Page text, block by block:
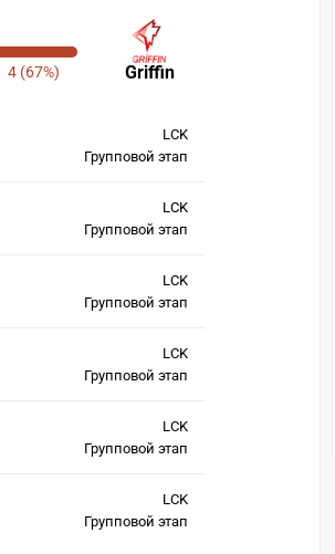
Griffin
4 (67%)
LCK
Групповой этап
LCK
Групповой этап
LCK
Групповой этап
LCK
Групповой этап
LCK
Групповой этап
LCK
Групповой этап